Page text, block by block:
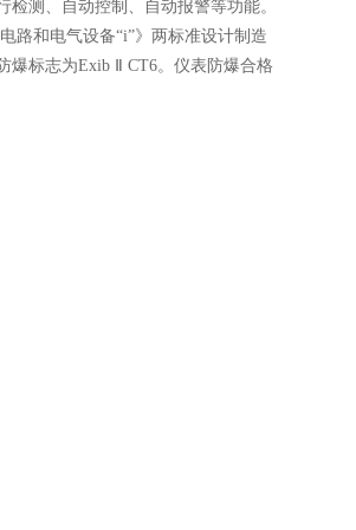
测、自动控制、自动报警等功能。
路和电气设备“i”》两标准设计制造
爆标志为Exib Ⅱ CT6。仪表防爆合格